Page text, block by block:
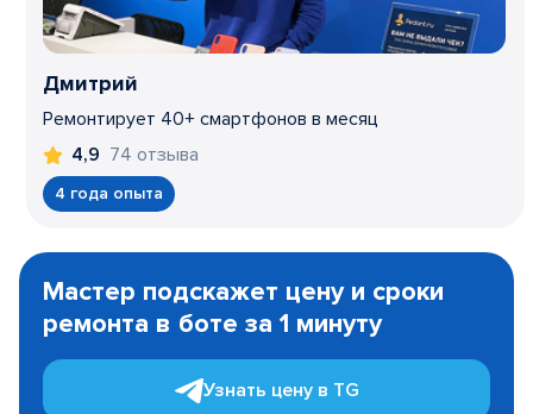
Дмитрий
Ремонтирует 40+ смартфонов в месяц
4,9 74 отзыва
4 года опыта
1
Мастер подскажет цену и сроки
ремонта в боте за 1 минуту
Узнать цену в TG